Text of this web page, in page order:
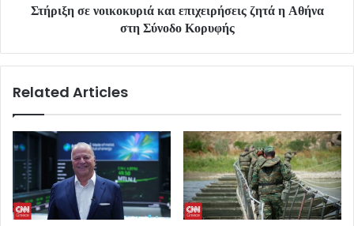
Στήριξη σε νοικοκυριά και επιχειρήσεις ζητά η Αθήνα
στη Σύνοδο Κορυφής
Related Articles